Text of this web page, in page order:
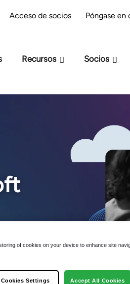
Acceso de socios Póngase
Recursos Socios
de los
IA?
of cookies on your device to enhance site
Cookies Settings Accept All Cookies